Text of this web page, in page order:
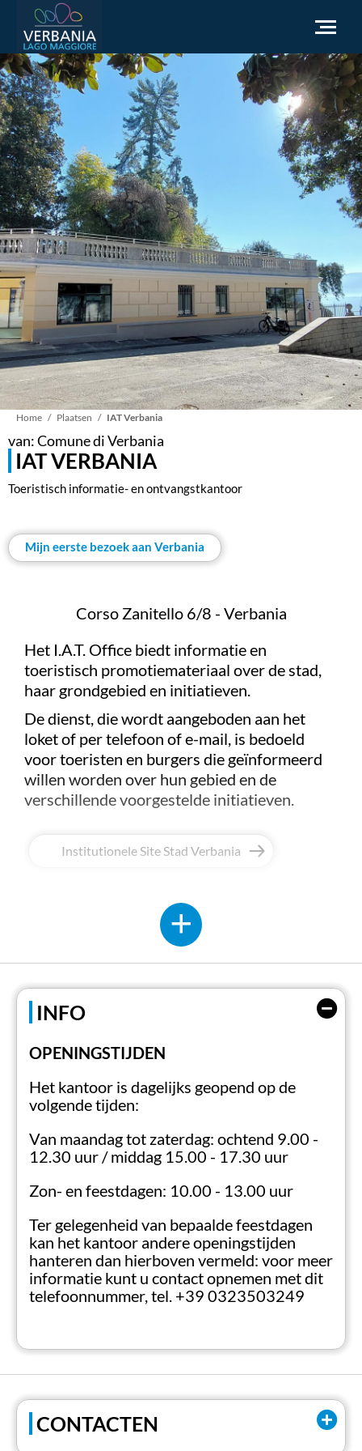
NL
Hoe kom ik bij Verbania
Toeristische informatie
Weer
Informatieaanvraag
Officiële website
Kruimelpad
Home Plaatsen IAT Verbania
van: Comune di Verbania
IAT VERBANIA
Toeristisch informatie- en ontvangstkantoor
Mijn eerste bezoek aan Verbania
Corso Zanitello 6/8 - Verbania
Het I.A.T. Office biedt informatie en
toeristisch promotiemateriaal over de stad,
haar grondgebied en initiatieven.
De dienst, die wordt aangeboden aan het
loket of per telefoon of e-mail, is bedoeld
voor toeristen en burgers die geïnformeerd
willen worden over hun gebied en de
verschillende voorgestelde initiatieven.
Institutionele Site Stad Verbania
Evenementenkalender Stad Verbania
INFO
OPENINGSTIJDEN
Het kantoor is dagelijks geopend op de
volgende tijden:
Van maandag tot zaterdag: ochtend 9.00 -
12.30 uur / middag 15.00 - 17.30 uur
Zon- en feestdagen: 10.00 - 13.00 uur
Ter gelegenheid van bepaalde feestdagen
kan het kantoor andere openingstijden
hanteren dan hierboven vermeld: voor meer
informatie kunt u contact opnemen met dit
telefoonnummer, tel. +39 0323503249
CONTACTEN